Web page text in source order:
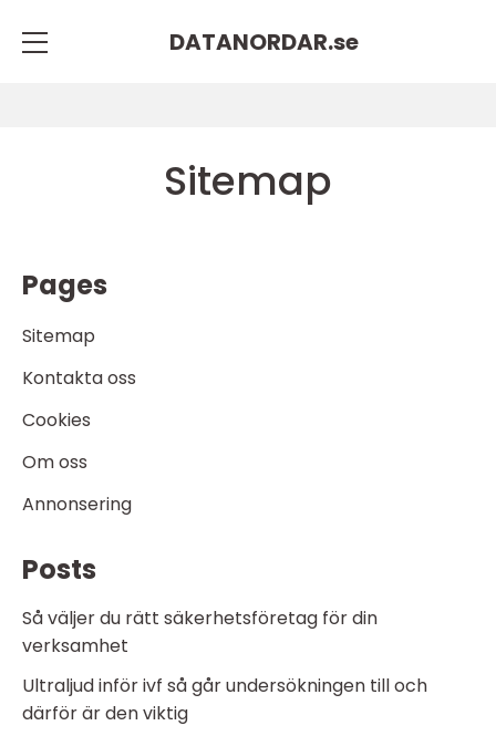
DATANORDAR.se
Sitemap
Pages
Sitemap
Kontakta oss
Cookies
Om oss
Annonsering
Posts
Så väljer du rätt säkerhetsföretag för din
verksamhet
Ultraljud inför ivf så går undersökningen till och
därför är den viktig